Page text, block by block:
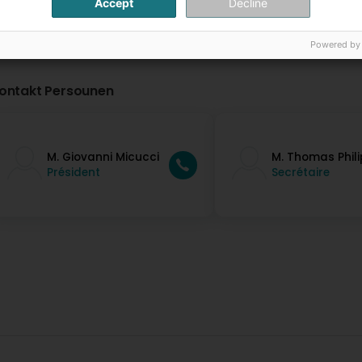
Persounen
M. Giovanni Micucci
Président
M. Thomas
Secrétaire
Accept Decline
Powered by